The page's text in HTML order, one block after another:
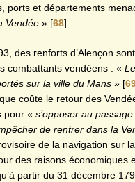
ports et départements
Vendée » [68]
des renforts d’Alençon
combattants vendéens : «
sur la ville du Mans » [
coûte le retour des
pour « s’opposer au
de rentrer dans la
de la navigation sur
des raisons économiques
partir du 31 décembre